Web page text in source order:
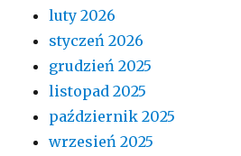
luty 2026
styczeń 2026
grudzień 2025
listopad 2025
październik 2025
wrzesień 2025